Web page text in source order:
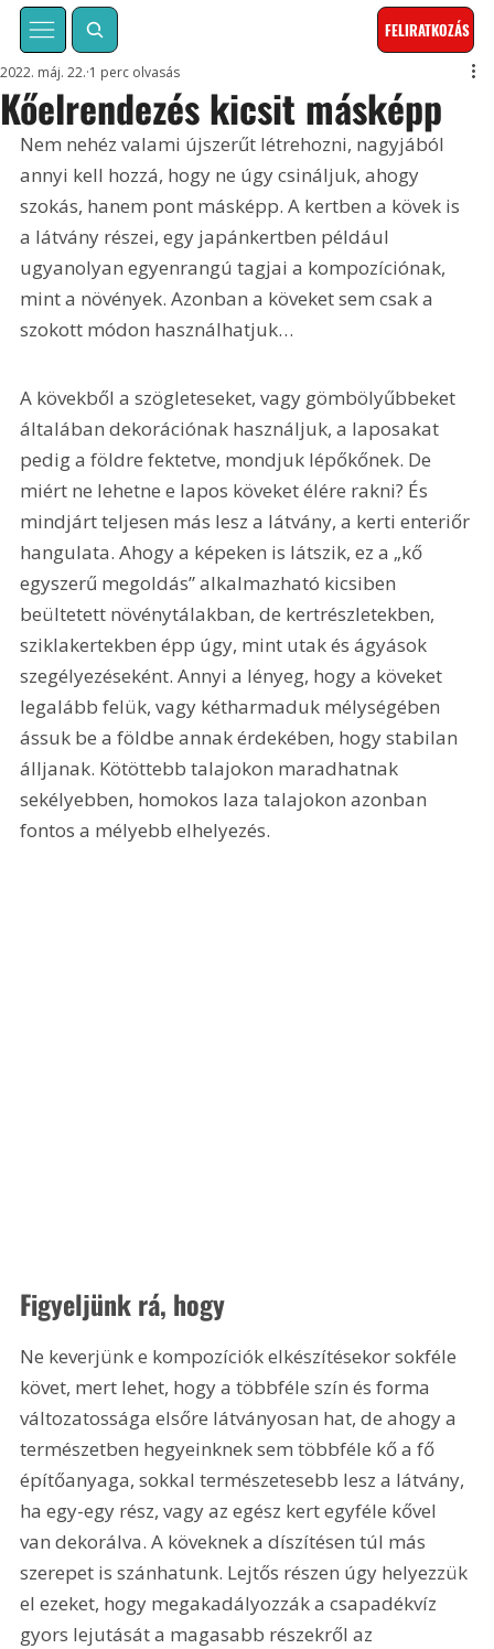
FELIRATKOZÁS
Kőelrendezés kicsit másképp
2022. máj. 22. 1 perc olvasás
Nem nehéz valami újszerűt létrehozni, nagyjából
annyi kell hozzá, hogy ne úgy csináljuk, ahogy
szokás, hanem pont másképp. A kertben a kövek is
a látvány részei, egy japánkertben például
ugyanolyan egyenrangú tagjai a kompozíciónak,
mint a növények. Azonban a köveket sem csak a
szokott módon használhatjuk…
A kövekből a szögleteseket, vagy gömbölyűbbeket
általában dekorációnak használjuk, a laposakat
pedig a földre fektetve, mondjuk lépőkőnek. De
miért ne lehetne e lapos köveket élére rakni? És
mindjárt teljesen más lesz a látvány, a kerti enteriőr
hangulata. Ahogy a képeken is látszik, ez a „kő
egyszerű megoldás” alkalmazható kicsiben
beültetett növénytálakban, de kertrészletekben,
sziklakertekben épp úgy, mint utak és ágyások
szegélyezéseként. Annyi a lényeg, hogy a köveket
legalább felük, vagy kétharmaduk mélységében
ássuk be a földbe annak érdekében, hogy stabilan
álljanak. Kötöttebb talajokon maradhatnak
sekélyebben, homokos laza talajokon azonban
fontos a mélyebb elhelyezés.
Figyeljünk rá, hogy
Ne keverjünk e kompozíciók elkészítésekor sokféle
követ, mert lehet, hogy a többféle szín és forma
változatossága elsőre látványosan hat, de ahogy a
természetben hegyeinknek sem többféle kő a fő
építőanyaga, sokkal természetesebb lesz a látvány,
ha egy-egy rész, vagy az egész kert egyféle kővel
van dekorálva. A köveknek a díszítésen túl más
szerepet is szánhatunk. Lejtős részen úgy helyezzük
el ezeket, hogy megakadályozzák a csapadékvíz
gyors lejutását a magasabb részekről az